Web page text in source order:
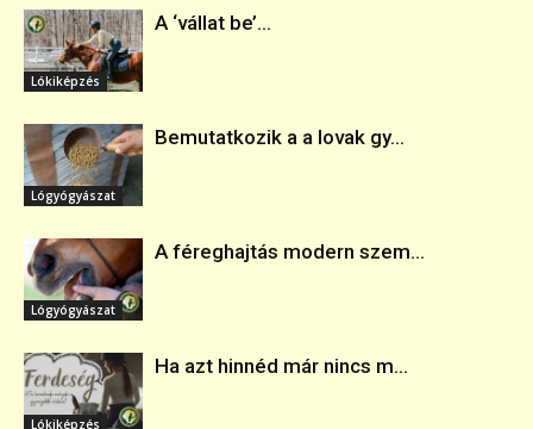
Lókiképzés
A ‘vállat be’...
Lógyógyászat
Bemutatkozik a a lovak gy...
Lógyógyászat
A féreghajtás modern szem...
Lókiképzés
Ha azt hinnéd már nincs m...